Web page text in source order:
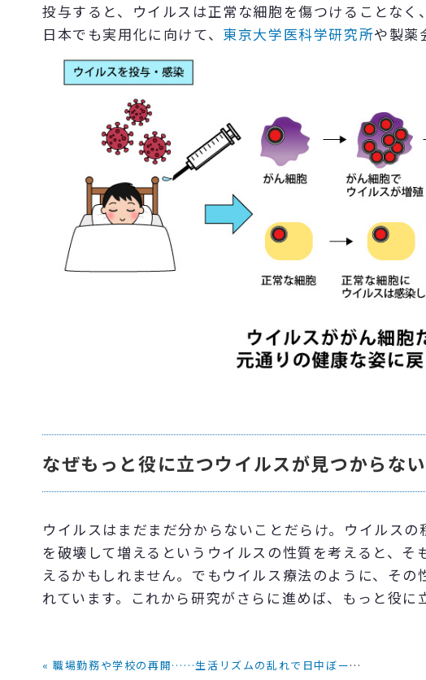
投与すると、ウイルスは正常な細胞を傷つけることなく
日本でも実用化に向けて、 東京大学医科学研究所や製薬
なぜもっと役に立つウイルスが見つからな
ウイルスはまだまだ分からないことだらけ。ウイルス
を破壊して増えるというウイルスの性質を考えると、
えるかもしれません。でもウイルス療法のように、そ
れています。これから研究がさらに進めば、もっと役に
« 職場勤務や学校の再開……生活リズムの乱れで日中ぼーっとしてしまう人へ